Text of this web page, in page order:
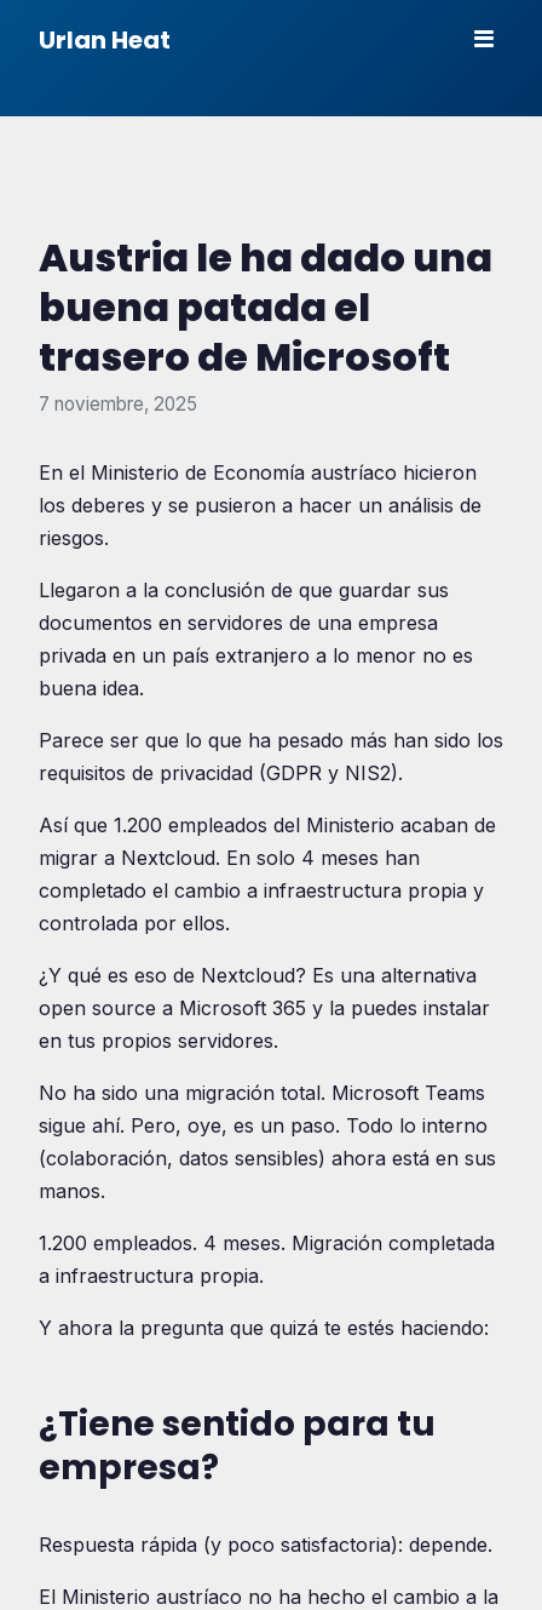
Urlan Heat
Austria le ha dado una
buena patada el
trasero de Microsoft
7 noviembre, 2025
En el Ministerio de Economía austríaco hicieron
los deberes y se pusieron a hacer un análisis de
riesgos.
Llegaron a la conclusión de que guardar sus
documentos en servidores de una empresa
privada en un país extranjero a lo menor no es
buena idea.
Parece ser que lo que ha pesado más han sido los
requisitos de privacidad (GDPR y NIS2).
Así que 1.200 empleados del Ministerio acaban de
migrar a Nextcloud. En solo 4 meses han
completado el cambio a infraestructura propia y
controlada por ellos.
¿Y qué es eso de Nextcloud? Es una alternativa
open source a Microsoft 365 y la puedes instalar
en tus propios servidores.
No ha sido una migración total. Microsoft Teams
sigue ahí. Pero, oye, es un paso. Todo lo interno
(colaboración, datos sensibles) ahora está en sus
manos.
1.200 empleados. 4 meses. Migración completada
a infraestructura propia.
Y ahora la pregunta que quizá te estés haciendo:
¿Tiene sentido para tu
empresa?
Respuesta rápida (y poco satisfactoria): depende.
El Ministerio austríaco no ha hecho el cambio a la